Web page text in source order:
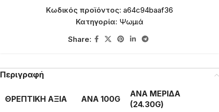
Κωδικός προϊόντος: a64c94baaf36
Κατηγορία: Ψωμιά
Share:
Περιγραφή
ΘΡΕΠΤΙΚΗ ΑΞΙΑ ΑΝΑ 100G
ΑΝΑ ΜΕΡΙΔΑ
(24.30G)